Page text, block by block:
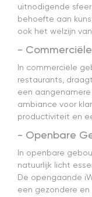
uitnodigende
behoefte aan
ook het welzijn
-
In commerciële
restaurants,
een
ambiance voor
productiviteit en
- Openbare
In openbare
natuurlijk licht
De opengaande
een gezondere